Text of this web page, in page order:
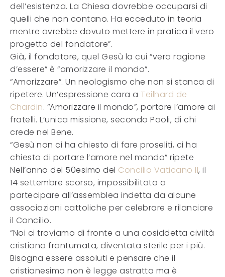
dell’esistenza. La Chiesa dovrebbe occuparsi di
quelli che non contano. Ha ecceduto in teoria
mentre avrebbe dovuto mettere in pratica il vero
progetto del fondatore”.
Già, il fondatore, quel Gesù la cui “vera ragione
d’essere” è “amorizzare il mondo”.
“Amorizzare”. Un neologismo che non si stanca di
ripetere. Un’espressione cara a Teilhard de
Chardin. “Amorizzare il mondo”, portare l’amore ai
fratelli. L’unica missione, secondo Paoli, di chi
crede nel Bene.
“Gesù non ci ha chiesto di fare proseliti, ci ha
chiesto di portare l’amore nel mondo” ripete
Nell’anno del 50esimo del Concilio Vaticano II, il
14 settembre scorso, impossibilitato a
partecipare all’assemblea indetta da alcune
associazioni cattoliche per celebrare e rilanciare
il Concilio.
“Noi ci troviamo di fronte a una cosiddetta civiltà
cristiana frantumata, diventata sterile per i più.
Bisogna essere assoluti e pensare che il
cristianesimo non è legge astratta ma è